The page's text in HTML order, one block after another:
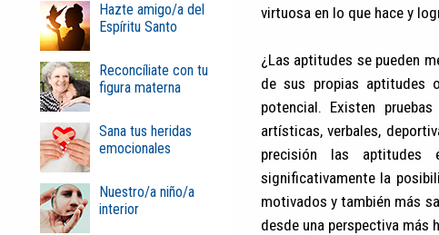
Hazte amigo/a del
Espíritu Santo
Reconcíliate con tu
figura materna
Sana tus heridas
emocionales
Nuestro/a niño/a
interior
virtuosa en lo que hace y
¿Las aptitudes se pueden
de sus propias aptitudes
potencial. Existen
artísticas, verbales,
precisión las aptitudes
significativamente la
motivados y también más
desde una perspectiva